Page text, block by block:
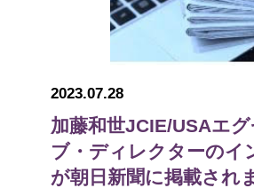
2023.07.28
加藤和世JCIE/USAエ
ブ・ディレクターのイ
が朝日新聞に掲載され